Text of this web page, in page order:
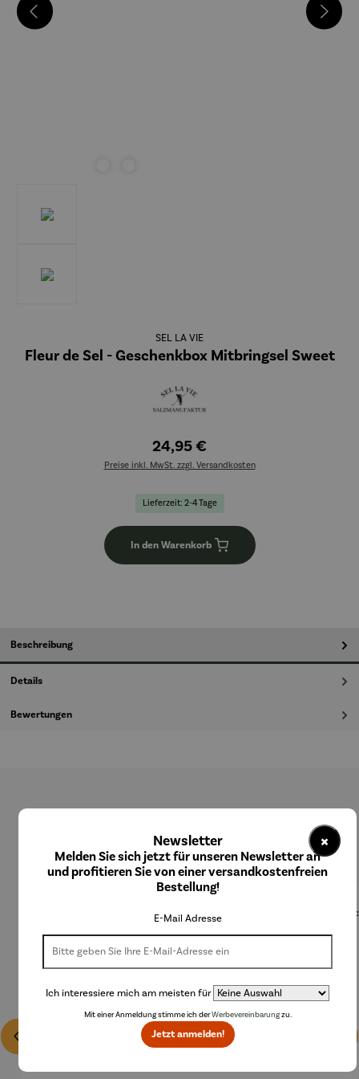
SEL LA VIE
Fleur de Sel - Geschenkbox Mitbringsel Sweet
24,95 €
Preise inkl. MwSt. zzgl. Versandkosten
Lieferzeit: 2-4 Tage
In den Warenkorb
Beschreibung
Details
Bewertungen
Produktgalerie überspringen
Kunden kauften auch ×
Newsletter
Melden Sie sich jetzt für unseren Newsletter an
und profitieren Sie von einer versandkostenfreien
Bestellung!
E-Mail Adresse
Ich interessiere mich am meisten für
Mit einer Anmeldung stimme ich derWerbevereinbarungzu.
Jetzt anmelden!